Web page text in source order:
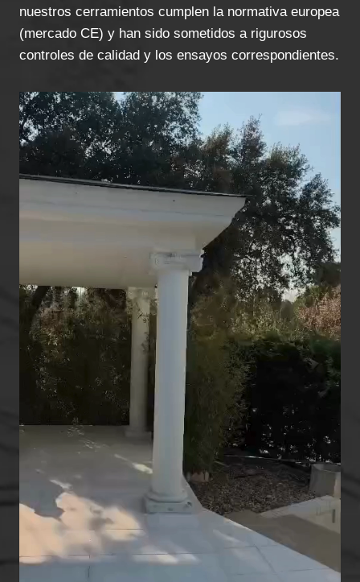
nuestros cerramientos cumplen la normativa europea
(mercado CE) y han sido sometidos a rigurosos
controles de calidad y los ensayos correspondientes.